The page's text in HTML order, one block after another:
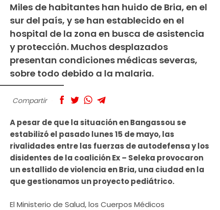
Miles de habitantes han huido de Bria, en el
sur del país, y se han establecido en el
hospital de la zona en busca de asistencia
y protección. Muchos desplazados
presentan condiciones médicas severas,
sobre todo debido a la malaria.
Compartir
A pesar de que la situación en Bangassou se
estabilizó el pasado lunes 15 de mayo, las
rivalidades entre las fuerzas de autodefensa y los
disidentes de la coalición Ex – Seleka provocaron
un estallido de violencia en Bria, una ciudad en la
que gestionamos un proyecto pediátrico.
El Ministerio de Salud, los Cuerpos Médicos